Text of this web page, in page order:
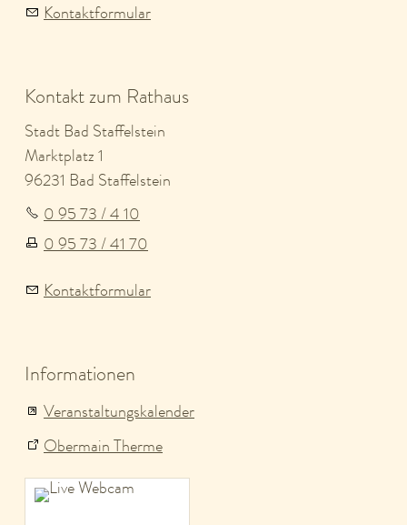
Kontaktformular
Kontakt zum Rathaus
Stadt Bad Staffelstein
Marktplatz 1
96231 Bad Staffelstein
0 95 73 / 4 10
0 95 73 / 41 70
Kontaktformular
Informationen
Veranstaltungskalender
Obermain Therme